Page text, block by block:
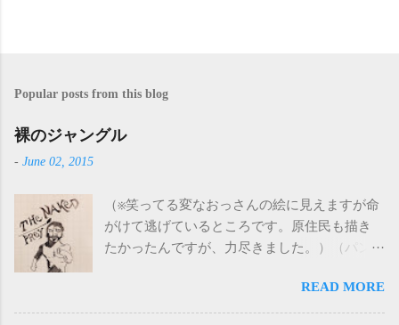
Popular posts from this blog
裸のジャングル
- June 02, 2015
（※笑ってる変なおっさんの絵に見えますが命
がけて逃げているところです。原住民も描き
たかったんですが、力尽きました。）（パン
NAKED PREY） 監督：製作：主演：コーネ
ル・ワイルド 1966年 アメリカ 19世紀のア
READ MORE